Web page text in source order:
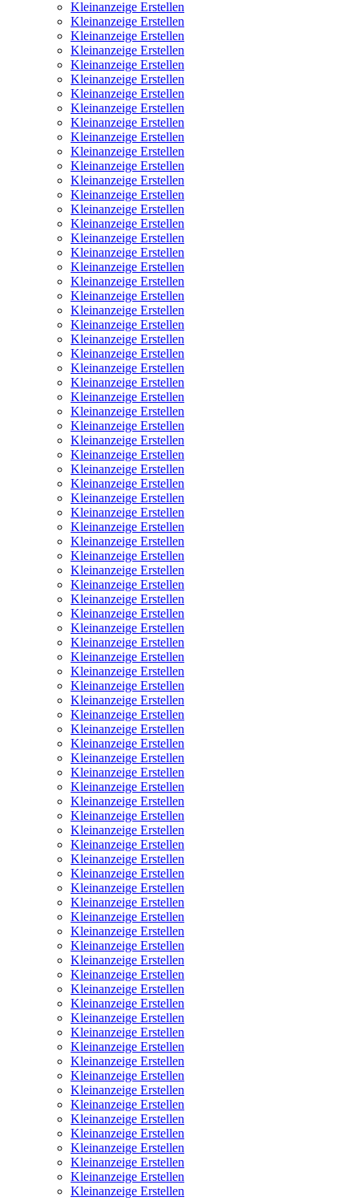
Kleinanzeige Erstellen
Kleinanzeige Erstellen
Kleinanzeige Erstellen
Kleinanzeige Erstellen
Kleinanzeige Erstellen
Kleinanzeige Erstellen
Kleinanzeige Erstellen
Kleinanzeige Erstellen
Kleinanzeige Erstellen
Kleinanzeige Erstellen
Kleinanzeige Erstellen
Kleinanzeige Erstellen
Kleinanzeige Erstellen
Kleinanzeige Erstellen
Kleinanzeige Erstellen
Kleinanzeige Erstellen
Kleinanzeige Erstellen
Kleinanzeige Erstellen
Kleinanzeige Erstellen
Kleinanzeige Erstellen
Kleinanzeige Erstellen
Kleinanzeige Erstellen
Kleinanzeige Erstellen
Kleinanzeige Erstellen
Kleinanzeige Erstellen
Kleinanzeige Erstellen
Kleinanzeige Erstellen
Kleinanzeige Erstellen
Kleinanzeige Erstellen
Kleinanzeige Erstellen
Kleinanzeige Erstellen
Kleinanzeige Erstellen
Kleinanzeige Erstellen
Kleinanzeige Erstellen
Kleinanzeige Erstellen
Kleinanzeige Erstellen
Kleinanzeige Erstellen
Kleinanzeige Erstellen
Kleinanzeige Erstellen
Kleinanzeige Erstellen
Kleinanzeige Erstellen
Kleinanzeige Erstellen
Kleinanzeige Erstellen
Kleinanzeige Erstellen
Kleinanzeige Erstellen
Kleinanzeige Erstellen
Kleinanzeige Erstellen
Kleinanzeige Erstellen
Kleinanzeige Erstellen
Kleinanzeige Erstellen
Kleinanzeige Erstellen
Kleinanzeige Erstellen
Kleinanzeige Erstellen
Kleinanzeige Erstellen
Kleinanzeige Erstellen
Kleinanzeige Erstellen
Kleinanzeige Erstellen
Kleinanzeige Erstellen
Kleinanzeige Erstellen
Kleinanzeige Erstellen
Kleinanzeige Erstellen
Kleinanzeige Erstellen
Kleinanzeige Erstellen
Kleinanzeige Erstellen
Kleinanzeige Erstellen
Kleinanzeige Erstellen
Kleinanzeige Erstellen
Kleinanzeige Erstellen
Kleinanzeige Erstellen
Kleinanzeige Erstellen
Kleinanzeige Erstellen
Kleinanzeige Erstellen
Kleinanzeige Erstellen
Kleinanzeige Erstellen
Kleinanzeige Erstellen
Kleinanzeige Erstellen
Kleinanzeige Erstellen
Kleinanzeige Erstellen
Kleinanzeige Erstellen
Kleinanzeige Erstellen
Kleinanzeige Erstellen
Kleinanzeige Erstellen
Kleinanzeige Erstellen